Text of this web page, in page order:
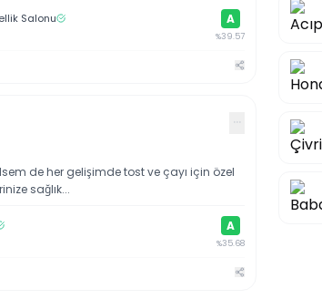
Salonu A
%39.57
···
de her gelişimde tost ve çayı için özel
sağlık...
A
%35.68